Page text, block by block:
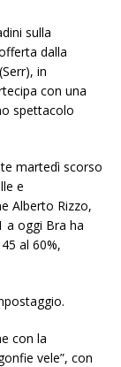
sulla
dalla
in
con una
spettacolo
martedì scorso
e
Alberto Rizzo,
a oggi Bra ha
al 60%,
con la
vele”, con